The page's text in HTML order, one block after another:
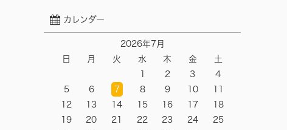
カレンダー
2026年7月
日
月 火 水 木 金 土
2 3
4
5
6 7 8 9 10
12
13 14 15 16 17
18
19
20 21 22 23 24
25